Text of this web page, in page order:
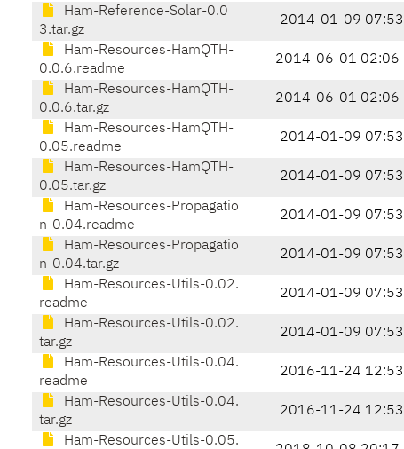
Ham-Reference-Solar-0.0
3.tar.gz
2014-01-09 07:53
Ham-Resources-HamQTH-
0.0.6.readme
2014-06-01 02:06
Ham-Resources-HamQTH-
0.0.6.tar.gz
2014-06-01 02:06
Ham-Resources-HamQTH-
0.05.readme
2014-01-09 07:53
Ham-Resources-HamQTH-
0.05.tar.gz
2014-01-09 07:53
Ham-Resources-Propagatio
n-0.04.readme
2014-01-09 07:53
Ham-Resources-Propagatio
n-0.04.tar.gz
2014-01-09 07:53
Ham-Resources-Utils-0.02.
readme
2014-01-09 07:53
Ham-Resources-Utils-0.02.
tar.gz
2014-01-09 07:53
Ham-Resources-Utils-0.04.
readme
2016-11-24 12:53
Ham-Resources-Utils-0.04.
tar.gz
2016-11-24 12:53
Ham-Resources-Utils-0.05.